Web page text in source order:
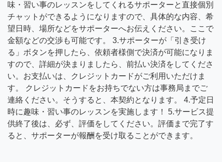
味・習い事のレッスンをしてくれるサポーターと直接個別
チャットができるようになりますので、具体的な内容、希
望日時、場所などをサポーターへお伝えください。ここで
金額などの交渉も可能です。 3.サポーターが「引き受け
る」ボタンを押したら、依頼者様側で決済が可能になりま
すので、詳細が決まりましたら、前払い決済をしてくださ
い。お支払いは、クレジットカードがご利用いただけま
す。 クレジットカードをお持ちでない方は事務局までご
連絡ください。そうすると、本契約となります。 4.予定日
時に趣味・習い事のレッスンを実施します！ 5.サービス提
供終了後は、必ず、評価をしてください。評価まで完了す
ると、サポーターが報酬を受け取ることができます。